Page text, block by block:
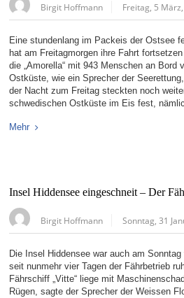
Birgit Hoffmann Freitag, 5
Eine stundenlang im Packeis der Ostsee
hat am Freitagmorgen ihre Fahrt
die „Amorella“ mit 943 Menschen an Bord
Ostküste, wie ein Sprecher der
der Nacht zum Freitag steckten noch
schwedischen Ostküste im Eis fest,
Mehr
Insel Hiddensee eingeschneit – Der
Birgit Hoffmann Sonntag, 31
Die Insel Hiddensee war auch am
seit nunmehr vier Tagen der Fährbetrieb
Fährschiff „Vitte“ liege mit
Rügen, sagte der Sprecher der Weissen